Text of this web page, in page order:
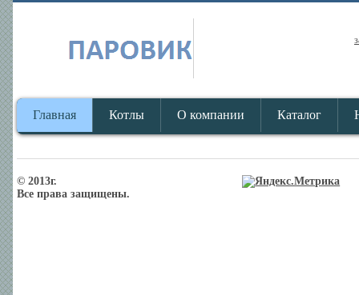
Главная Котлы О компании Каталог
© 2013г.
Все права защищены.